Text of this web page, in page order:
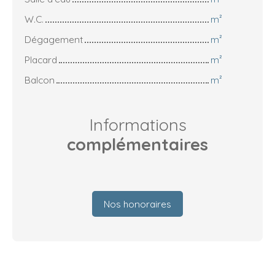
W.C.
m²
Dégagement
m²
Placard
m²
Balcon
m²
Informations
complémentaires
Nos honoraires